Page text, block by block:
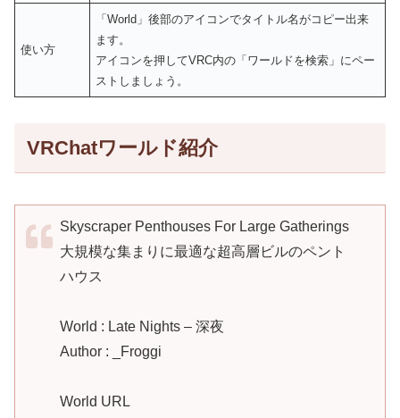
使い方
「World」後部のアイコンでタイトル名がコピー出来
ます。
アイコンを押してVRC内の「ワールドを検索」にペー
ストしましょう。
VRChatワールド紹介
Skyscraper Penthouses For Large Gatherings
大規模な集まりに最適な超高層ビルのペント
ハウス
World : Late Nights – 深夜
Author : _Froggi
World URL